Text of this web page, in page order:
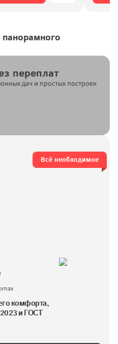
переплат
дач и простых построек
комфорта,
и ГОСТ
Всё необходимое